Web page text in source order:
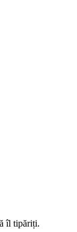
îl tipăriți.